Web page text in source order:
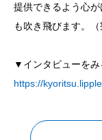
提供できるよう心
も吹き飛びます。（
▼インタビューをみ
https://